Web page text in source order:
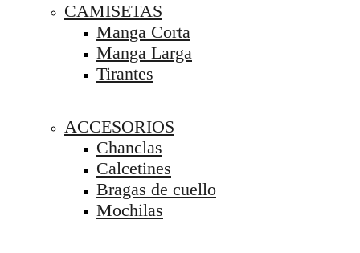
CAMISETAS
Manga Corta
Manga Larga
Tirantes
ACCESORIOS
Chanclas
Calcetines
Bragas de cuello
Mochilas